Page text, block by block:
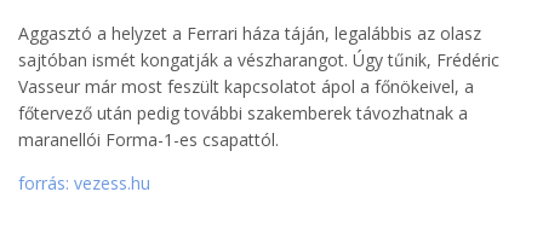
Aggasztó a helyzet a Ferrari háza táján, legalábbis az olasz
sajtóban ismét kongatják a vészharangot. Úgy tűnik, Frédéric
Vasseur már most feszült kapcsolatot ápol a főnökeivel, a
főtervező után pedig további szakemberek távozhatnak a
maranellói Forma-1-es csapattól.
forrás: vezess.hu